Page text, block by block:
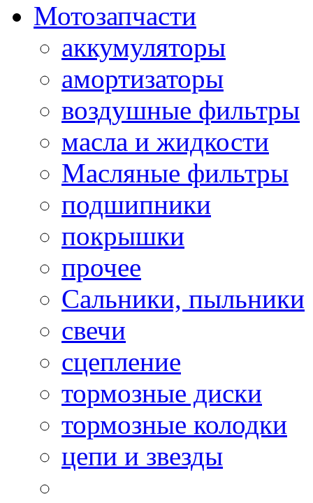
Мотозапчасти
аккумуляторы
амортизаторы
воздушные фильтры
масла и жидкости
Масляные фильтры
подшипники
покрышки
прочее
Сальники, пыльники
свечи
сцепление
тормозные диски
тормозные колодки
цепи и звезды